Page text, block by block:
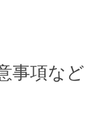
事項など